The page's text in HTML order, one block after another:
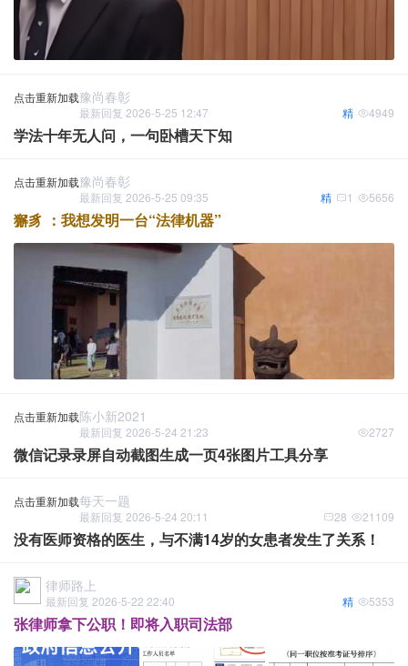
点击重新加载豫尚春彰
最新回复 2026-5-25 12:47 4949
精
学法十年无人问，一句卧槽天下知
点击重新加载豫尚春彰
最新回复 2026-5-25 09:35 5656
1
精
獬豸 ：我想发明一台“法律机器”
点击重新加载陈小新2021
最新回复 2026-5-24 21:23 2727
微信记录录屏自动截图生成一页4张图片工具分享
点击重新加载每天一题
最新回复 2026-5-24 20:11 21109
28
没有医师资格的医生，与不满14岁的女患者发生了关系！
律师路上
最新回复 2026-5-22 22:40 5353
精
张律师拿下公职！即将入职司法部